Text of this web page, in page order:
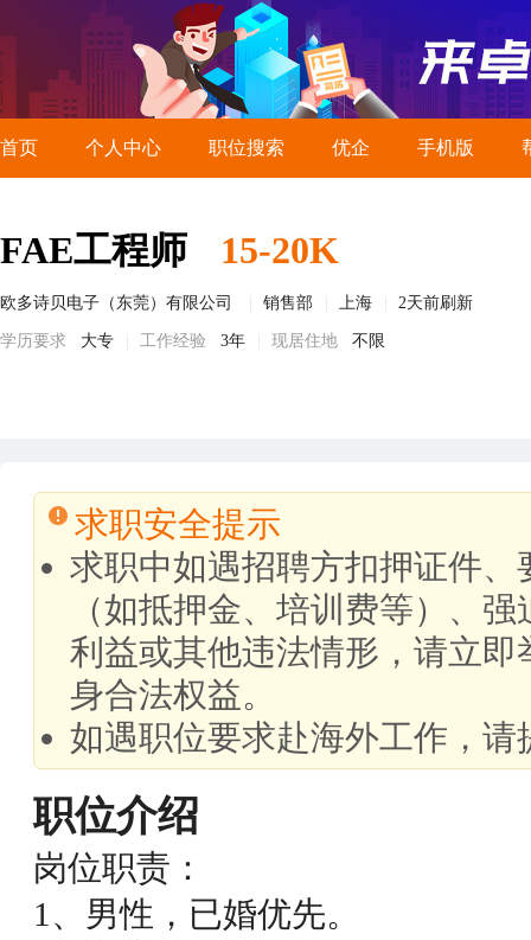
首页 个人中心 职位搜索 优企 手机版
FAE工程师 15-20K
欧多诗贝电子（东莞）有限公司 销售部 上海 2天前刷新
学历要求 大专 工作经验 3年 现居住地 不限
求职安全提示
求职中如遇招聘方扣押证件
（如抵押金、培训费等）、
利益或其他违法情形，请立
身合法权益。
如遇职位要求赴海外工作，
职位介绍
岗位职责：
1、男性，已婚优先。